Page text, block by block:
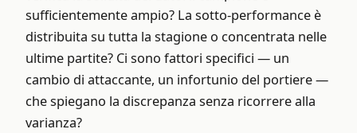
sufficientemente ampio? La sotto-performance è
distribuita su tutta la stagione o concentrata nelle
ultime partite? Ci sono fattori specifici — un
cambio di attaccante, un infortunio del portiere —
che spiegano la discrepanza senza ricorrere alla
varianza?